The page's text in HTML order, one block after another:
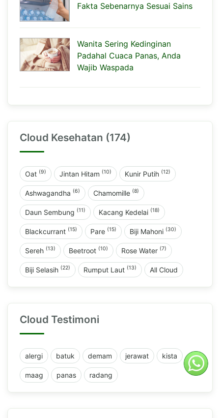
Fakta Sebenarnya Sesuai Sains
Wanita Sering Kedinginan
Padahal Cuaca Panas, Anda
Wajib Waspada
Cloud Kesehatan (174)
Oat (9) Jintan Hitam (10) Kunir Putih (12)
Ashwagandha (6) Chamomille (8)
Daun Sembung (11) Kacang Kedelai (18)
Blackcurrant (15) Pare (15) Biji Mahoni (30)
Sereh (13) Beetroot (10) Rose Water (7)
Biji Selasih (22) Rumput Laut (13) All Cloud
Cloud Testimoni
alergi batuk demam jerawat kista
maag panas radang